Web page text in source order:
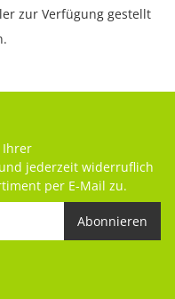
zur Verfügung gestellt
Ihrer
jederzeit widerruflich
per E-Mail zu.
Abonnieren